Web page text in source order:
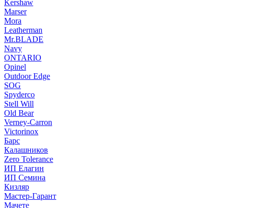
Kershaw
Marser
Mora
Leatherman
Mr.BLADE
Navy
ONTARIO
Opinel
Outdoor Edge
SOG
Spyderco
Stell Will
Old Bear
Verney-Carron
Victorinox
Барс
Калашников
Zero Tolerance
ИП Елагин
ИП Семина
Кизляр
Мастер-Гарант
Мачете